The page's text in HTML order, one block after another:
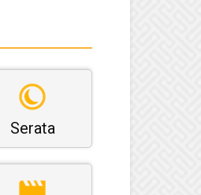
Serata